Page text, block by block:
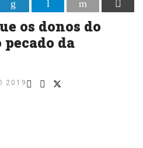
os donos do
da
2019